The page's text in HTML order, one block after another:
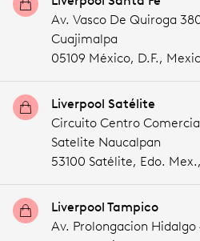
Av. Vasco De Quiroga
Cuajimalpa
05109 México, D.F.,
Liverpool Satélite
Circuito Centro
Satelite Naucalpan
53100 Satélite, Edo. Mex.,
Liverpool Tampico
Av. Prolongacion